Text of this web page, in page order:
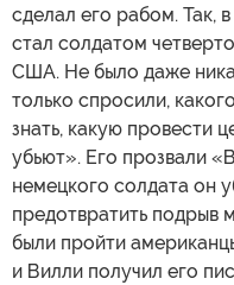
сделал его рабом. Так,
стал солдатом
США. Не было даже
только спросили,
знать, какую провести
убьют». Его прозвали
немецкого солдата он
предотвратить подрыв
были пройти
и Вилли получил его